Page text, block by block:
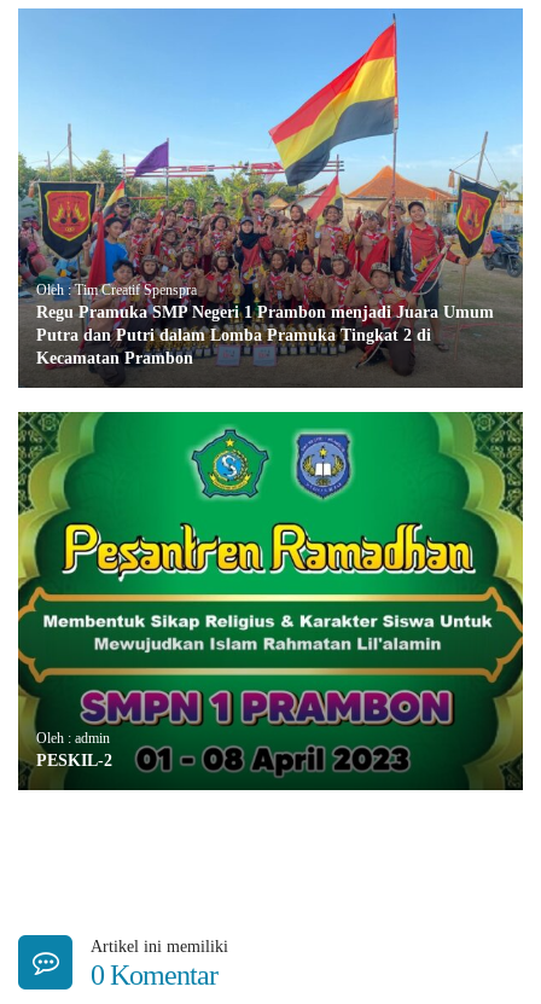
Oleh : Tim Creatif Spenspra
Regu Pramuka SMP Negeri 1 Prambon menjadi Juara Umum
Putra dan Putri dalam Lomba Pramuka Tingkat 2 di
Kecamatan Prambon
Oleh : admin
PESKIL-2
Artikel ini memiliki
0 Komentar